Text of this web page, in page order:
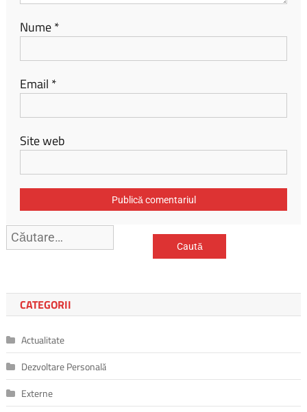
Nume*
Email *
Site web
Caută
după:
CATEGORII
Actualitate
Dezvoltare Personală
Externe